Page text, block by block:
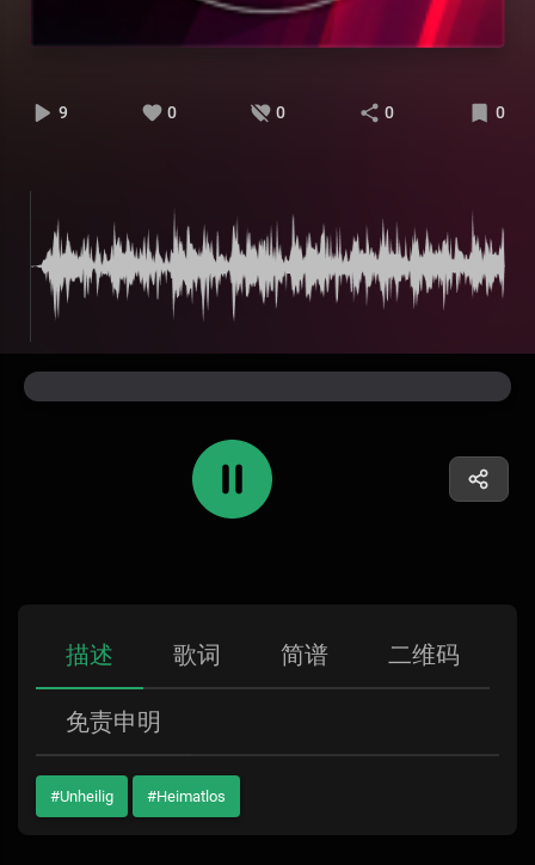
9 0 0 0 0
描述 歌词 简谱 二维码
免责申明
#Unheilig #Heimatlos